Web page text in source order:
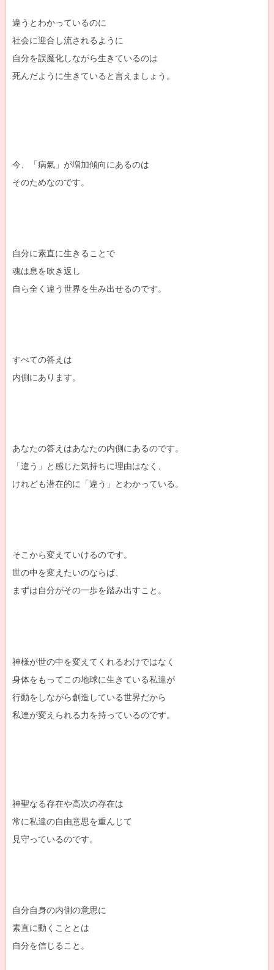
違うとわかっているのに
社会に迎合し流されるように
自分を誤魔化しながら生きているのは
死んだように生きていると言えましょう。
今、「病氣」が増加傾向にあるのは
そのためなのです。
自分に素直に生きることで
魂は息を吹き返し
自ら全く違う世界を生み出せるのです。
すべての答えは
内側にあります。
あなたの答えはあなたの内側にあるのです。
「違う」と感じた気持ちに理由はなく、
けれども潜在的に「違う」とわかっている。
そこから変えていけるのです。
世の中を変えたいのならば、
まずは自分がその一歩を踏み出すこと。
神様が世の中を変えてくれるわけではなく
身体をもってこの地球に生きている私達が
行動をしながら創造している世界だから
私達が変えられる力を持っているのです。
神聖なる存在や高次の存在は
常に私達の自由意思を重んじて
見守っているのです。
自分自身の内側の意思に
素直に動くこととは
自分を信じること。